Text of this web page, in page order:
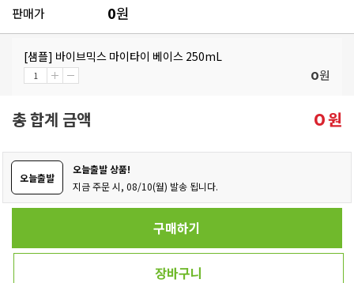
판매가 0원
[샘플] 바이브믹스 마이타이 베이스 250mL
0원
총 합계 금액 0원
오늘출발
오늘출발 상품!
지금 주문 시, 08/10(월) 발송 됩니다.
구매하기
장바구니